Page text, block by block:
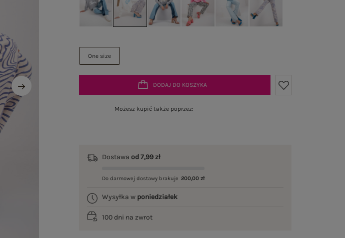
One size
DODAJ DO KOSZYKA
Możesz kupić także poprzez:
Dostawaod 7,99 zł
Do darmowej dostawy brakuje 200,00 zł
Wysyłka w poniedziałek
100 dni na zwrot